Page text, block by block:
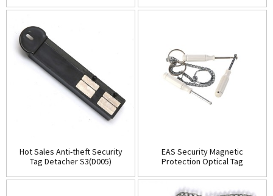
Hot Sales Anti-theft Security
Tag Detacher S3(D005)
EAS Security Magnetic
Protection Optical Tag